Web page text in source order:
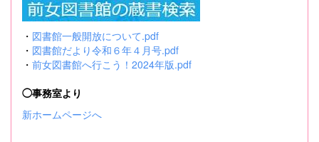
・ 図書館一般開放について.pdf
・ 図書館だより令和６年４月号.pdf
・ 前女図書館へ行こう！2024年版.pdf
◯事務室より
新ホームページへ